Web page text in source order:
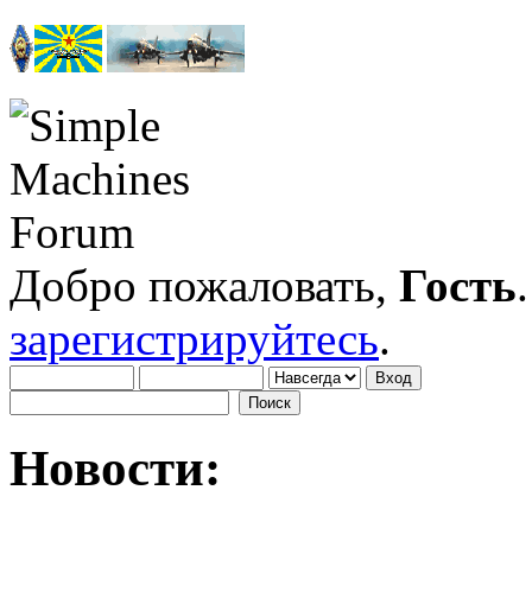
Добро пожаловать, Гость
зарегистрируйтесь.
Новости: